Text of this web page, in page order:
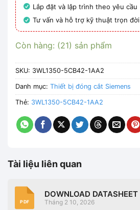
Lắp đặt và lập trình theo yêu cầu
Tư vấn và hỗ trợ kỹ thuật trọn đời
Còn hàng: (21) sản phẩm
SKU: 3WL1350-5CB42-1AA2
Danh mục: Thiết bị đóng cắt Siemens
Thẻ: 3WL1350-5CB42-1AA2
Tài liệu liên quan
PDF
DOWNLOAD DATASHEET
Tháng 2 10, 2026